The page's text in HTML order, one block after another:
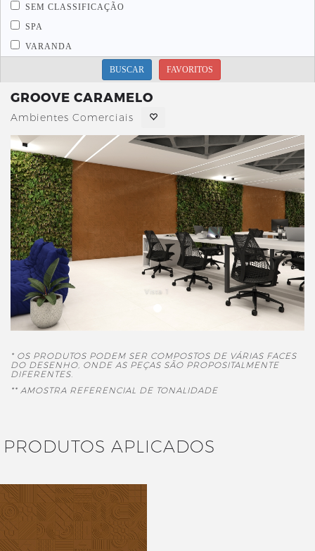
SEM CLASSIFICAÇÃO
SPA
VARANDA
BUSCAR FAVORITOS
GROOVE CARAMELO
Ambientes Comerciais
Vista 1
* OS PRODUTOS PODEM SER COMPOSTOS DE VÁRIAS FACES
DO DESENHO, ONDE AS PEÇAS SÃO PROPOSITALMENTE
DIFERENTES.
** AMOSTRA REFERENCIAL DE TONALIDADE
PRODUTOS APLICADOS